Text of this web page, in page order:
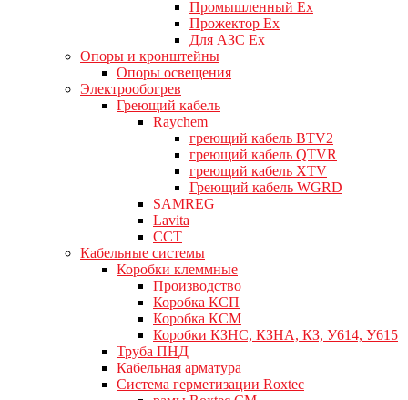
Промышленный Ex
Прожектор Ex
Для АЗС Ex
Опоры и кронштейны
Опоры освещения
Электрообогрев
Греющий кабель
Raychem
греющий кабель BTV2
греющий кабель QTVR
греющий кабель XTV
Греющий кабель WGRD
SAMREG
Lavita
CCT
Кабельные системы
Коробки клеммные
Производство
Коробка КСП
Коробка КСМ
Коробки КЗНС, КЗНА, КЗ, У614, У615
Труба ПНД
Кабельная арматура
Система герметизации Roxtec